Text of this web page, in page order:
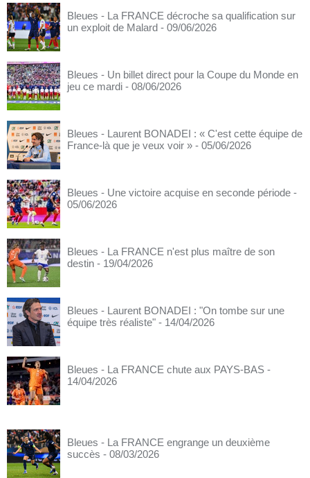
Bleues - La FRANCE décroche sa qualification sur
un exploit de Malard - 09/06/2026
Bleues - Un billet direct pour la Coupe du Monde en
jeu ce mardi - 08/06/2026
Bleues - Laurent BONADEI : « C'est cette équipe de
France-là que je veux voir » - 05/06/2026
Bleues - Une victoire acquise en seconde période -
05/06/2026
Bleues - La FRANCE n'est plus maître de son
destin - 19/04/2026
Bleues - Laurent BONADEI : "On tombe sur une
équipe très réaliste" - 14/04/2026
Bleues - La FRANCE chute aux PAYS-BAS -
14/04/2026
Bleues - La FRANCE engrange un deuxième
succès - 08/03/2026